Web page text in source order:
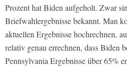
Prozent hat Biden aufgeholt. Zwar
Briefwahlergebnisse bekannt. Man
aktuellen Ergebnisse hochrechnen,
relativ genau errechnen, dass Biden
Pennsylvania Ergebnisse über 65%